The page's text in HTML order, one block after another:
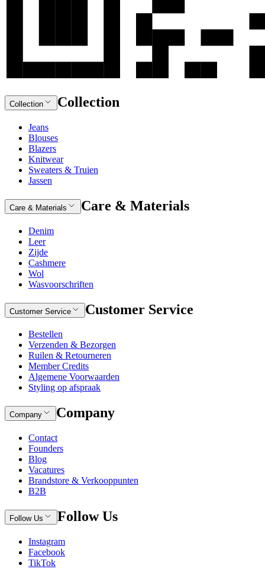
Collection Collection
Jeans
Blouses
Blazers
Knitwear
Sweaters & Truien
Jassen
Care & Materials Care & Materials
Denim
Leer
Zijde
Cashmere
Wol
Wasvoorschriften
Customer Service Customer Service
Bestellen
Verzenden & Bezorgen
Ruilen & Retourneren
Member Credits
Algemene Voorwaarden
Styling op afspraak
Company Company
Contact
Founders
Blog
Vacatures
Brandstore & Verkooppunten
B2B
Follow Us Follow Us
Instagram
Facebook
TikTok